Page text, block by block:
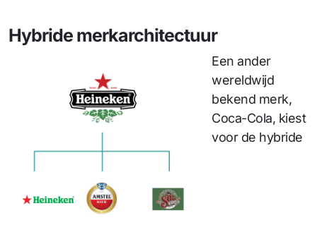
Hybride merkarchitectuur
Een ander
wereldwijd
bekend merk,
Coca-Cola, kiest
voor de hybride